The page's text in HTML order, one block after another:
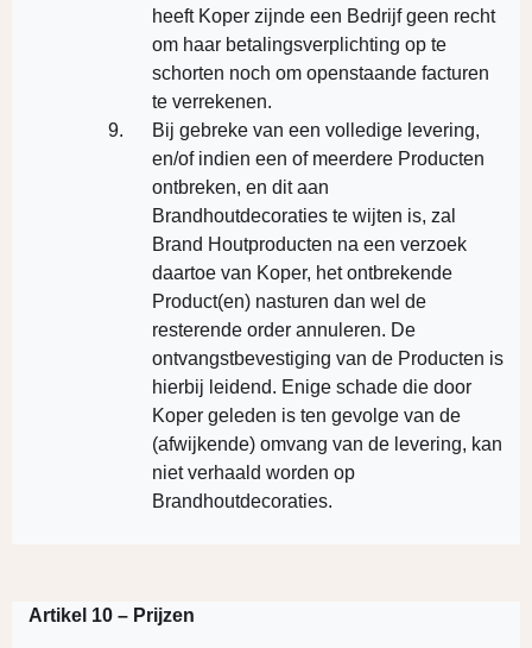
heeft Koper zijnde een Bedrijf geen recht
om haar betalingsverplichting op te
schorten noch om openstaande facturen
te verrekenen.
Bij gebreke van een volledige levering,
en/of indien een of meerdere Producten
ontbreken, en dit aan
Brandhoutdecoraties te wijten is, zal
Brand Houtproducten na een verzoek
daartoe van Koper, het ontbrekende
Product(en) nasturen dan wel de
resterende order annuleren. De
ontvangstbevestiging van de Producten is
hierbij leidend. Enige schade die door
Koper geleden is ten gevolge van de
(afwijkende) omvang van de levering, kan
niet verhaald worden op
Brandhoutdecoraties.
Artikel 10 – Prijzen